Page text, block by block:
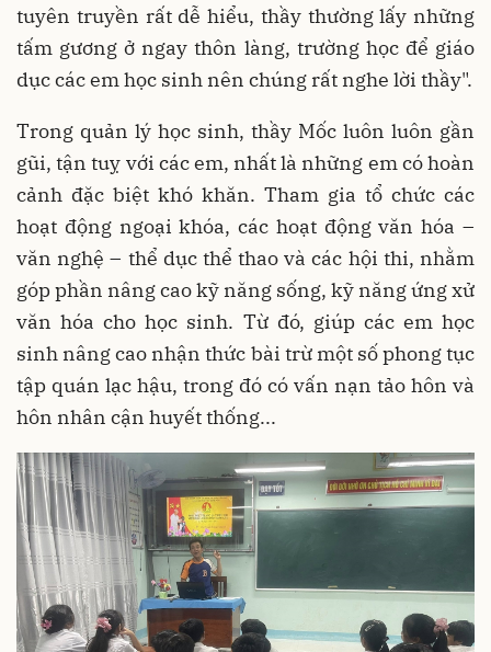
tuyên truyền rất dễ hiểu, thầy thường lấy những
tấm gương ở ngay thôn làng, trường học để giáo
dục các em học sinh nên chúng rất nghe lời thầy".
Trong quản lý học sinh, thầy Mốc luôn luôn gần
gũi, tận tuỵ với các em, nhất là những em có hoàn
cảnh đặc biệt khó khăn. Tham gia tổ chức các
hoạt động ngoại khóa, các hoạt động văn hóa –
văn nghệ – thể dục thể thao và các hội thi, nhằm
góp phần nâng cao kỹ năng sống, kỹ năng ứng xử
văn hóa cho học sinh. Từ đó, giúp các em học
sinh nâng cao nhận thức bài trừ một số phong tục
tập quán lạc hậu, trong đó có vấn nạn tảo hôn và
hôn nhân cận huyết thống...